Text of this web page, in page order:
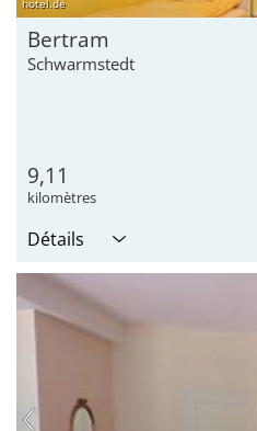
hotel.de
Bertram
Schwarmstedt
9,11
kilomètres
Détails